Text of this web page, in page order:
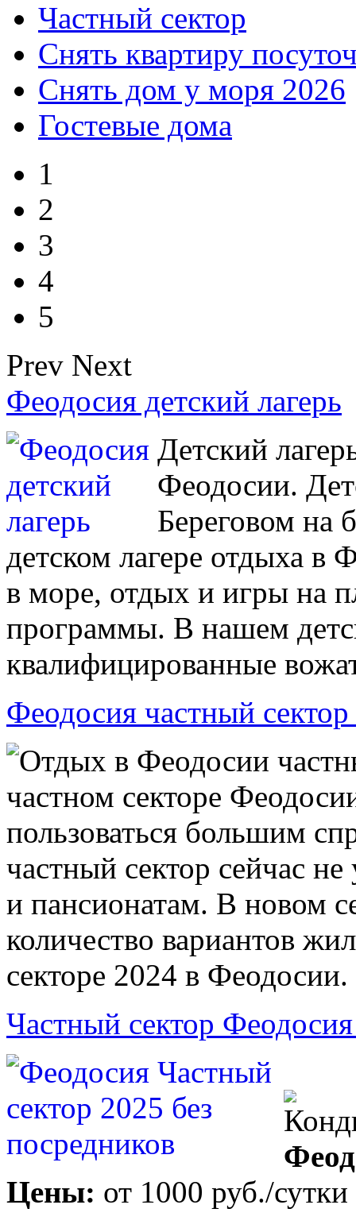
Частный сектор
Снять квартиру
Снять дом у моря 2026
Гостевые дома
1
2
3
4
5
Prev Next
Феодосия детский лагерь
Детский
Феодосии.
Береговом на
детском лагере отдыха в
в море, отдых и игры на
программы. В нашем
квалифицированные
Феодосия частный
Отдых в Феодосии
частном секторе
пользоваться большим
частный сектор сейчас
и пансионатам. В новом
количество вариантов
секторе 2024 в Феодосии.
Частный сектор
Цены: от 1000 руб./сутки